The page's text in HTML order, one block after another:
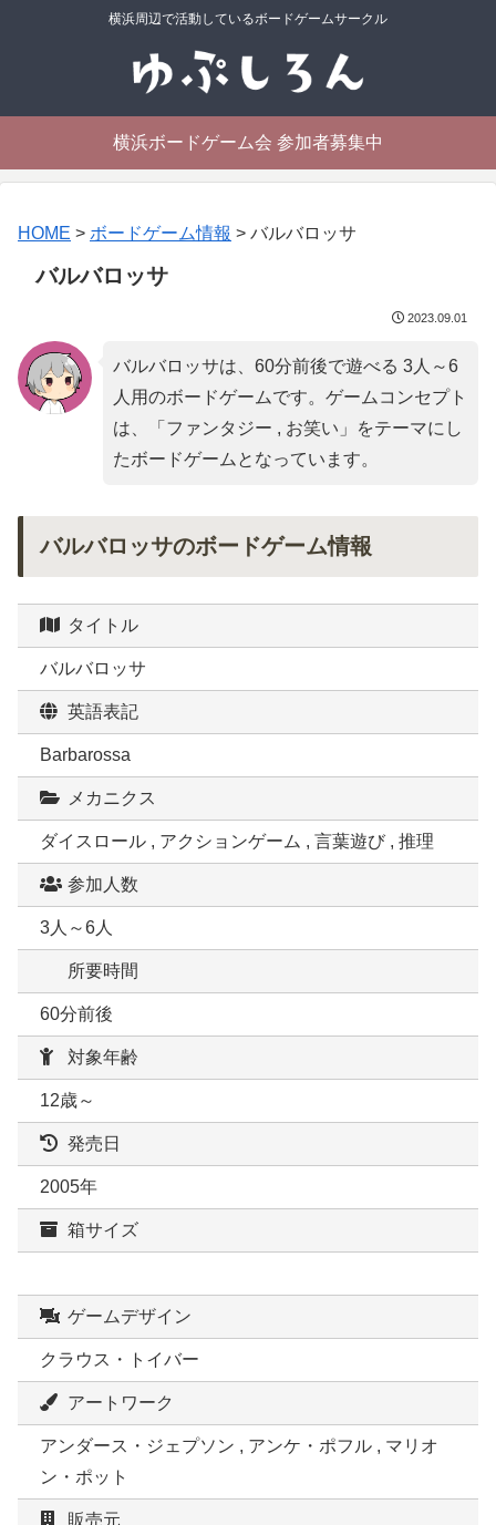
横浜周辺で活動しているボードゲームサークル
横浜ボードゲーム会 参加者募集中
HOME > ボードゲーム情報 > バルバロッサ
バルバロッサ
2023.09.01
バルバロッサは、60分前後で遊べる 3人～6
人用のボードゲームです。ゲームコンセプト
は、「 ファンタジー , お笑い 」をテーマにし
たボードゲームとなっています。
バルバロッサのボードゲーム情報
タイトル
バルバロッサ
英語表記
Barbarossa
メカニクス
ダイスロール , アクションゲーム , 言葉遊び , 推理
参加人数
3人～6人
所要時間
60分前後
対象年齢
12歳～
発売日
2005年
箱サイズ
ゲームデザイン
クラウス・トイバー
アートワーク
アンダース・ジェプソン , アンケ・ポフル , マリオ
ン・ポット
販売元